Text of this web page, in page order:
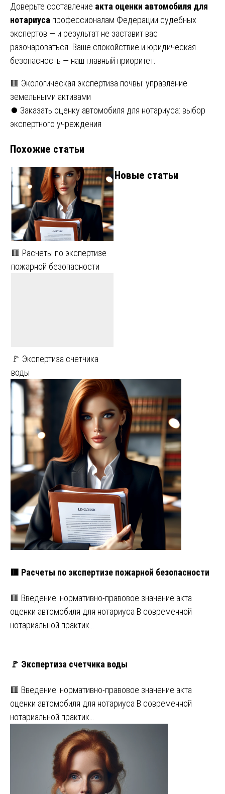
Доверьте составление акта оценки автомобиля для
нотариуса профессионалам Федерации судебных
экспертов — и результат не заставит вас
разочароваться. Ваше спокойствие и юридическая
безопасность — наш главный приоритет.
Навигация
по
записям
🟥 Экологическая экспертиза почвы: управление
земельными активами
⏺️ Заказать оценку автомобиля для нотариуса: выбор
экспертного учреждения
Похожие статьи
🟥 Расчеты по экспертизе
пожарной безопасности
🚩 Экспертиза счетчика
воды
Новые статьи
🟥 Расчеты по экспертизе пожарной безопасности
🟥 Введение: нормативно-правовое значение акта
оценки автомобиля для нотариуса В современной
нотариальной практик…
🚩 Экспертиза счетчика воды
🟥 Введение: нормативно-правовое значение акта
оценки автомобиля для нотариуса В современной
нотариальной практик…